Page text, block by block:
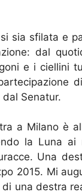
sia sfilata e
dal
e i ciellini
dal Senatur.
a Milano è
la Luna
Una
2015. Mi
una destra